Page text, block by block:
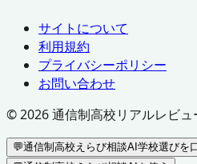
サイトについて
利用規約
プライバシーポリシー
お問い合わせ
©2026通信制高校リアルレビ
💬通信制高校えらび相談AI学校選びを